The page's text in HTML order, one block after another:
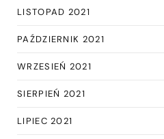
LISTOPAD 2021
PAŹDZIERNIK 2021
WRZESIEŃ 2021
SIERPIEŃ 2021
LIPIEC 2021